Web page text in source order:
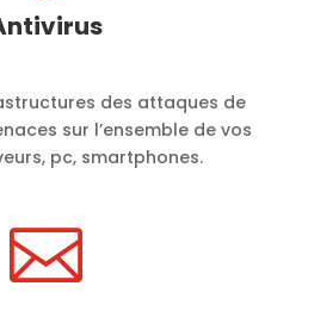
des attaques de
sur l’ensemble de vos
pc, smartphones.
